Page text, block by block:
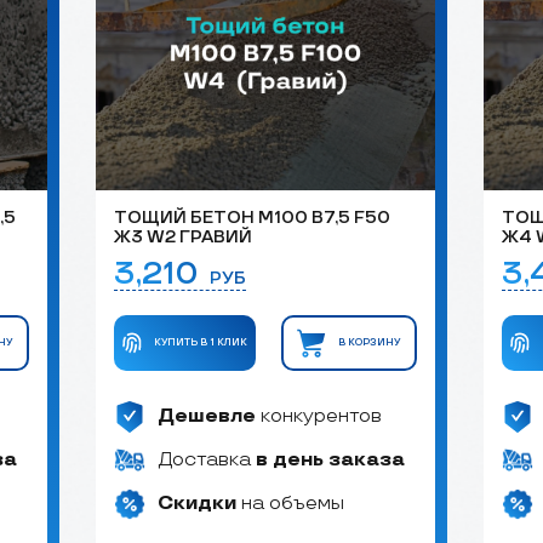
ТОЩИЙ БЕТОН М100 B7,5 F50
Ж3 W2 ГРАВИЙ
3,210 РУБ
КУПИТЬ В 1 КЛИК В КОРЗИНУ
Дешевле конкурентов
Доставка в день заказа
Скидки на объемы
Ж4